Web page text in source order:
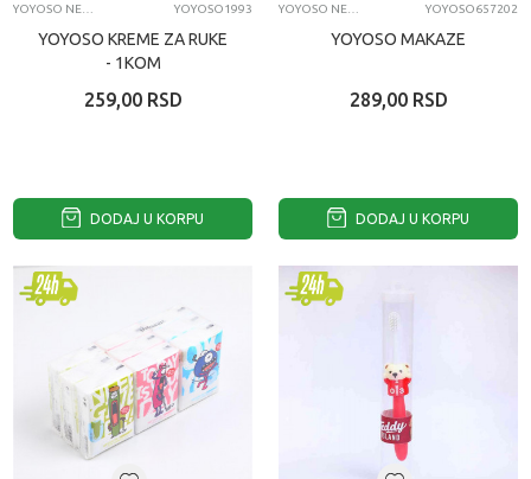
YOYOSO1993
YOYOSO KREME ZA RUKE
- 1KOM
259,00 RSD
DODAJ U KORPU
YOYOSO657202
YOYOSO MAKAZE
289,00 RSD
DODAJ U KORPU